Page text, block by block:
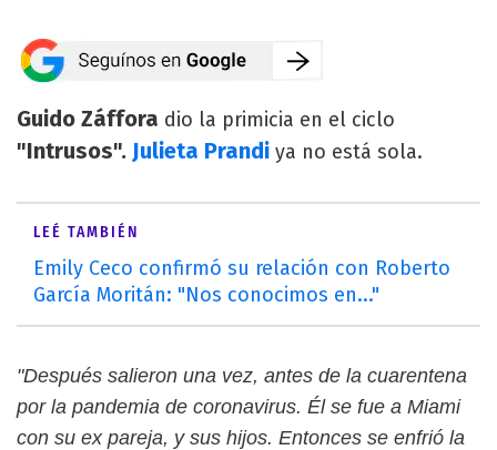
Guido Záffora dio la primicia en el ciclo
"Intrusos". Julieta Prandi ya no está sola.
LEÉ TAMBIÉN
Emily Ceco confirmó su relación con Roberto
García Moritán: "Nos conocimos en..."
"Después salieron una vez, antes de la cuarentena
por la pandemia de coronavirus. Él se fue a Miami
con su ex pareja, y sus hijos. Entonces se enfrió la